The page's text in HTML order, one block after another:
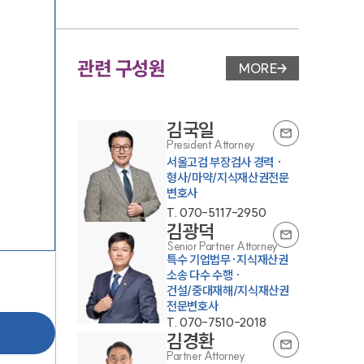
관련 구성원 변호사 페이지 이동
MORE
김국일
President Attorney
서울고검 부장검사 경력 ·
형사/마약/지식재산권전문
변호사
T.070-5117-2950
김광덕
Senior Partner Attorney
특수 기업법무·지식재산권
소송 다수 수행 ·
건설/중대재해/지식재산권
전문변호사
T.070-7510-2018
김경환
Partner Attorney